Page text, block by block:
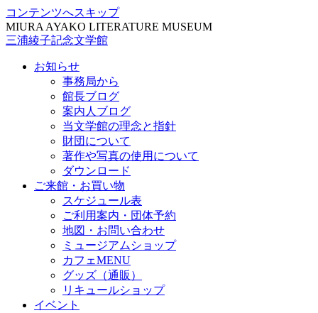
コンテンツへスキップ
MIURA AYAKO LITERATURE MUSEUM
三浦綾子記念文学館
お知らせ
事務局から
館長ブログ
案内人ブログ
当文学館の理念と指針
財団について
著作や写真の使用について
ダウンロード
ご来館・お買い物
スケジュール表
ご利用案内・団体予約
地図・お問い合わせ
ミュージアムショップ
カフェMENU
グッズ（通販）
リキュールショップ
イベント